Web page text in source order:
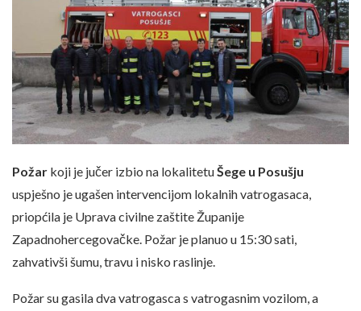
Požar koji je jučer izbio na lokalitetuŠege u Posušju
uspješno je ugašen intervencijom lokalnih vatrogasaca,
priopćila je Uprava civilne zaštite Županije
Zapadnohercegovačke. Požar je planuo u 15:30 sati,
zahvativši šumu, travu i nisko raslinje.
Požar su gasila dva vatrogasca s vatrogasnim vozilom, a